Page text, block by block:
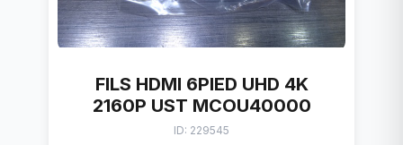
FILS HDMI 6PIED UHD 4K
2160P UST MCOU40000
ID: 229545